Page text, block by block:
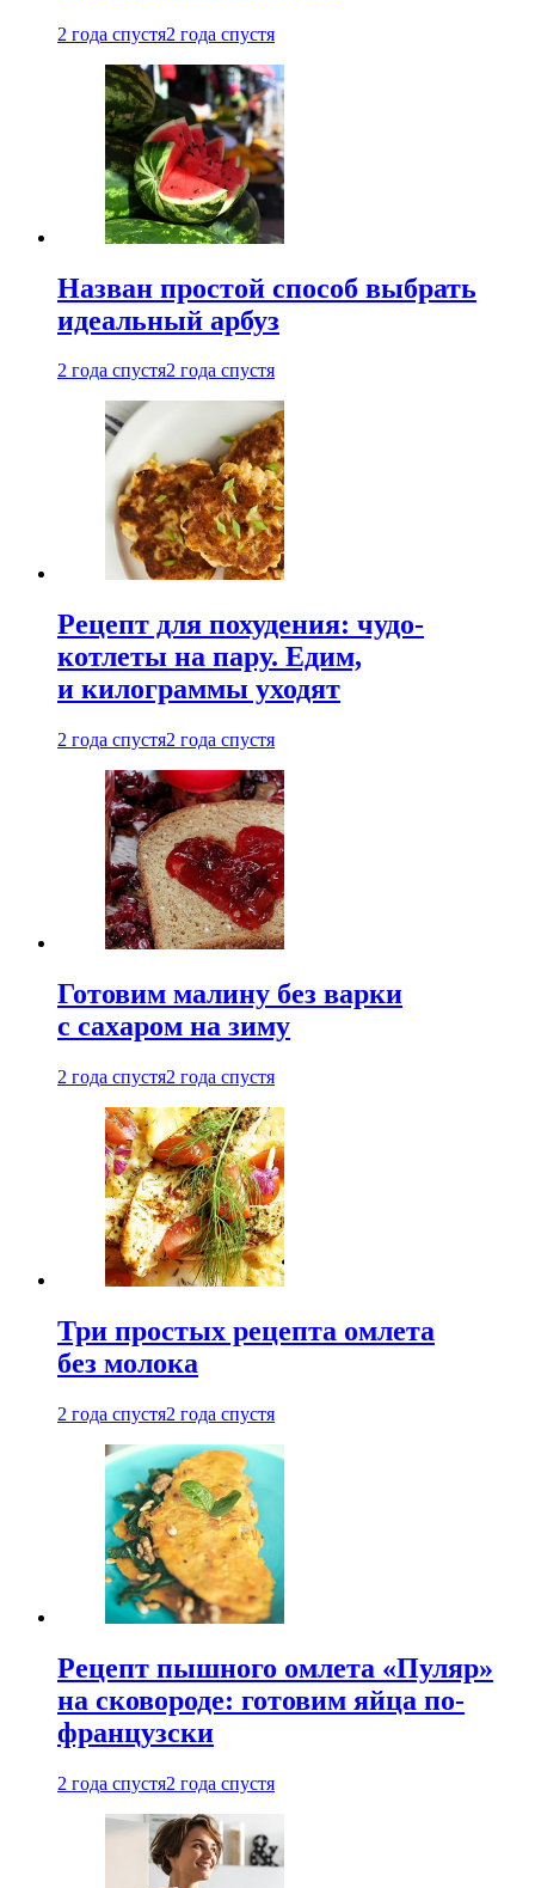
2 года спустя2 года спустя
Назван простой способ выбрать
идеальный арбуз
2 года спустя2 года спустя
Рецепт для похудения: чудо-
котлеты на пару. Едим,
и килограммы уходят
2 года спустя2 года спустя
Готовим малину без варки
с сахаром на зиму
2 года спустя2 года спустя
Три простых рецепта омлета
без молока
2 года спустя2 года спустя
Рецепт пышного омлета «Пуляр»
на сковороде: готовим яйца по-
французски
2 года спустя2 года спустя